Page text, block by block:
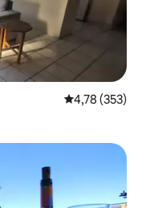
Note
4,78 (353)